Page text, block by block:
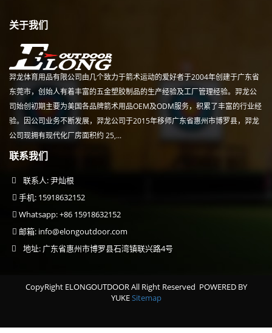
关于我们
羿龙体育用品有限公司由几个致力于箭术运动的爱好者于2004年创建于广东省
东莞市，创始人有着丰富的五金塑胶制品的生产经验及工厂管理经验。羿龙公
司始创初期主要为美国各品牌箭术用品OEM及ODM服务，积累了丰富的行业经
验。因公司业务不断发展，羿龙公司于2015年移师广东省惠州市博罗县，羿龙
公司现拥有现代化厂房面积约 25,...
联系我们
联系人: 尹灿根
手机: 15918632152
Whatsapp: +86 15918632152
邮箱: info@elongoutdoor.com
地址: 广东省惠州市博罗县石湾镇联兴路4号
CopyRight ELONGOUTDOOR All Right Reserved POWERED BY
YUKESitemap